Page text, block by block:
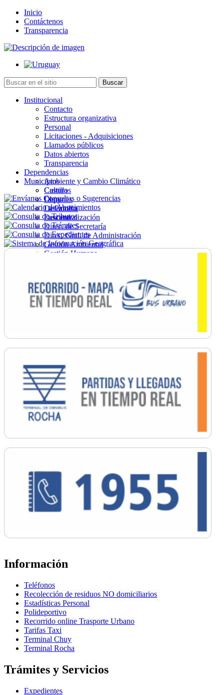
Inicio
Contáctenos
Transparencia
Institucional
Contacto
Estructura organizativa
Personal
Licitaciones - Adquisiciones
Llamados públicos
Datos abiertos
Transparencia
Dependencias
Ambiente y Cambio Climático
Cultura
Deportes
Desarrollo
Descentralización
Direc. de Secretaría
Direc. Gral. de Administración
Gestión Ambiental
Gestión Humana
Ordenamiento
Promoción Social
Salud
Secretaría General
Municipios
Castillos
Chuy
La Paloma
Lascano
Información
Teléfonos
Recolección de residuos NO domiciliarios
Estadísticas Personal
Polideportivo
Recorrido online Trasporte Urbano
Tarifas Taxi
Terminal Chuy
Terminal Rocha
Trámites y Servicios
Expedientes